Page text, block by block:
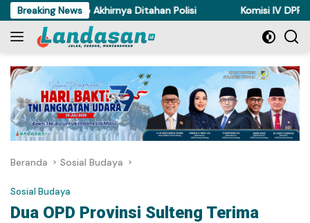
Langsung
ke
konten
Breaking News
di Torue Akhirnya Ditahan Polisi Komisi IV DPRD
Beranda Sosial Budaya
Sosial Budaya
Dua OPD Provinsi Sulteng Terima